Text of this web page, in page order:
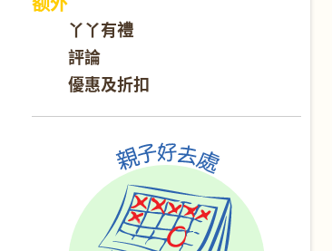
丫丫有禮
評論
優惠及折扣